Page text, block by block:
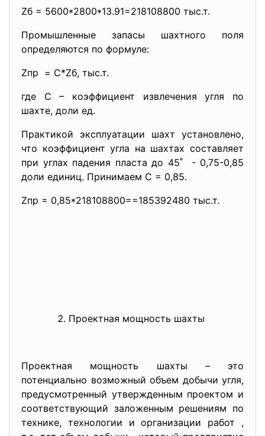
Zб = 5600*2800*13.91=218108800 тыс.т.
Промышленные запасы шахтного поля
определяются по формуле:
Zпр = C*Zб, тыс.т.
где С – коэффициент извлечения угля по
шахте, доли ед.
Практикой эксплуатации шахт установлено,
что коэффициент угла на шахтах составляет
при углах падения пласта до 45˚ - 0,75-0,85
доли единиц. Принимаем С = 0,85.
Zпр = 0,85*218108800==185392480 тыс.т.
Проектная мощность шахты
Проектная мощность шахты – это
потенциально возможный объем добычи угля,
предусмотренный утвержденным проектом и
соответствующий заложенным решениям по
технике, технологии и организации работ ,